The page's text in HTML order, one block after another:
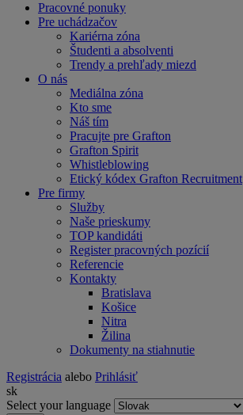
Pracovné ponuky
Pre uchádzačov
Kariérna zóna
Študenti a absolventi
Trendy a prehľady miezd
O nás
Mediálna zóna
Kto sme
Náš tím
Pracujte pre Grafton
Grafton Spirit
Whistleblowing
Etický kódex Grafton Recruitment
Pre firmy
Služby
Naše prieskumy
TOP kandidáti
Register pracovných pozícií
Referencie
Kontakty
Bratislava
Košice
Nitra
Žilina
Dokumenty na stiahnutie
Registrácia alebo Prihlásiť
sk
Select your language